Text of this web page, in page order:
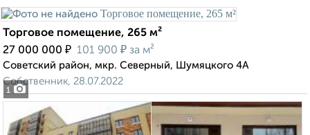
1
Торговое помещение, 265 м²
27 000 000 ₽ 101 900 ₽ за м²
Советский район, мкр. Северный, Шумяцкого 4А
Собственник, 28.07.2022